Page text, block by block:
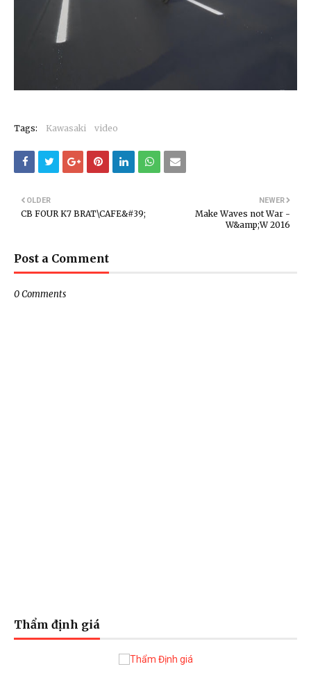
Tags: Kawasaki video
NEWER
Make Waves not War -
W&amp;W 2016
OLDER
CB FOUR K7 BRAT\CAFE&#39;
Post a Comment
0 Comments
Thẩm định giá